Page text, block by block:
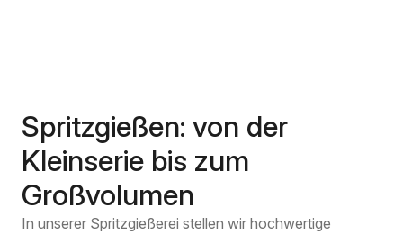
Spritzgießen: von der
Kleinserie bis zum
Großvolumen
In unserer Spritzgießerei stellen wir hochwertige